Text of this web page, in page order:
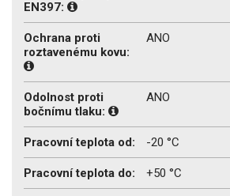
EN397:
Ochrana proti
roztavenému kovu:
ANO
Odolnost proti
bočnímu tlaku:
ANO
Pracovní teplota od: -20 °C
Pracovní teplota do: +50 °C